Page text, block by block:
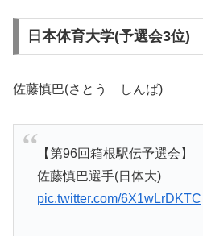
日本体育大学(予選会3位)
佐藤慎巴(さとう しんば)
【第96回箱根駅伝予選会】
佐藤慎巴選手(日体大)
pic.twitter.com/6X1wLrDKTC